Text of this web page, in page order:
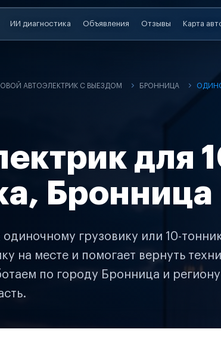
ИИ диагностика Объявления Отзывы Карта
АВТОЭЛЕКТРИК С ВЫЕЗДОМ БРОННИЦА
для
Бронница
грузовику или 10-
на месте и помогает вернуть
по городу Бронница и региону